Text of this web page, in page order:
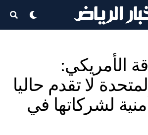
الأمريكي:
لا تقدم حاليا
لشركاتها في